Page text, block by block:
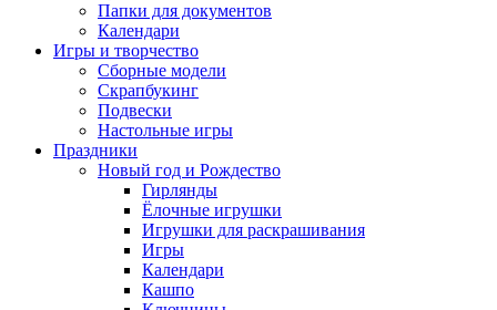
Папки для документов
Календари
Игры и творчество
Сборные модели
Скрапбукинг
Подвески
Настольные игры
Праздники
Новый год и Рождество
Гирлянды
Ёлочные игрушки
Игрушки для раскрашивания
Игры
Календари
Кашпо